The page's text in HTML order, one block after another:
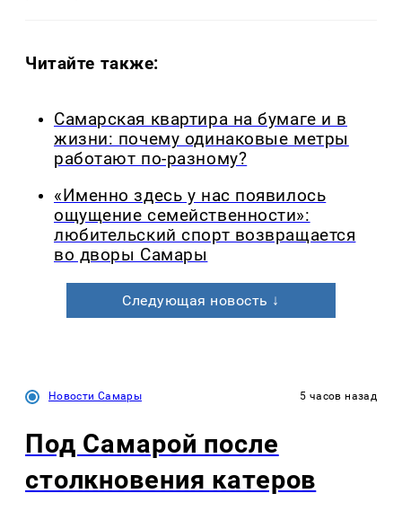
Читайте также:
Самарская квартира на бумаге и в
жизни: почему одинаковые метры
работают по-разному?
«Именно здесь у нас появилось
ощущение семейственности»:
любительский спорт возвращается
во дворы Самары
Следующая новость ↓
Новости Самары 5 часов назад
Под Самарой после
столкновения катеров